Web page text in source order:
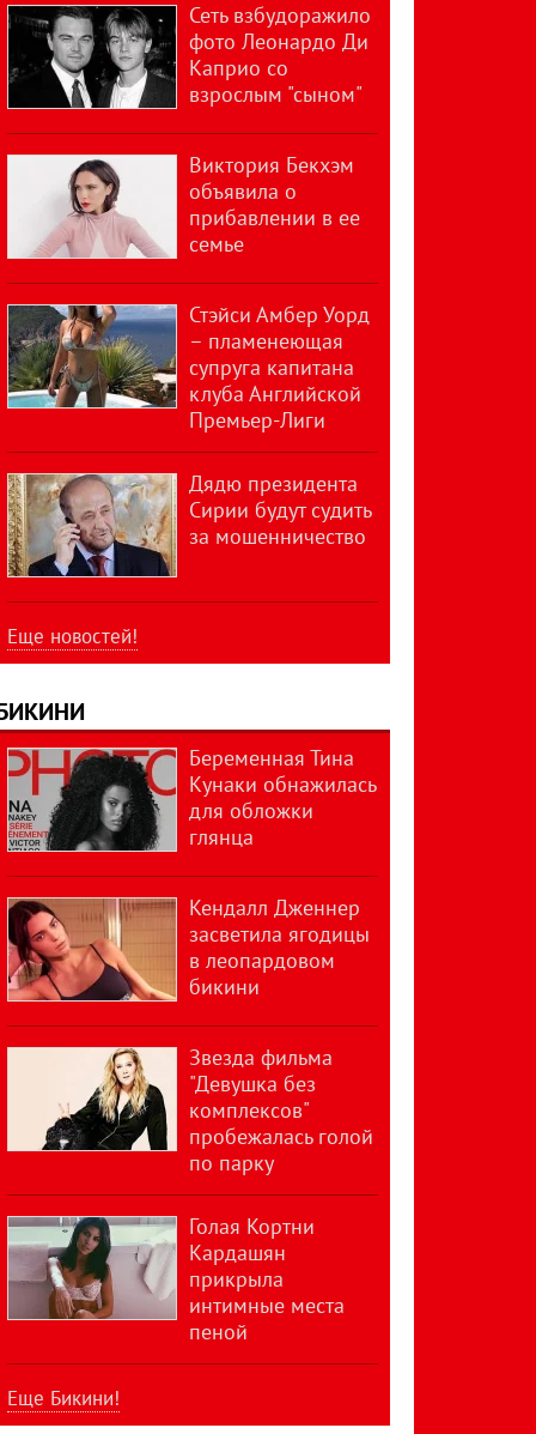
Сеть взбудоражило
фото Леонардо Ди
Каприо со
взрослым "сыном"
Виктория Бекхэм
объявила о
прибавлении в ее
семье
Стэйси Амбер Уорд
– пламенеющая
супруга капитана
клуба Английской
Премьер-Лиги
Дядю президента
Сирии будут судить
за мошенничество
Еще новостей!
Беременная Тина
Кунаки обнажилась
для обложки
глянца
Кендалл Дженнер
засветила ягодицы
в леопардовом
бикини
Звезда фильма
"Девушка без
комплексов"
пробежалась голой
по парку
Голая Кортни
Кардашян
прикрыла
интимные места
пеной
Еще Бикини!